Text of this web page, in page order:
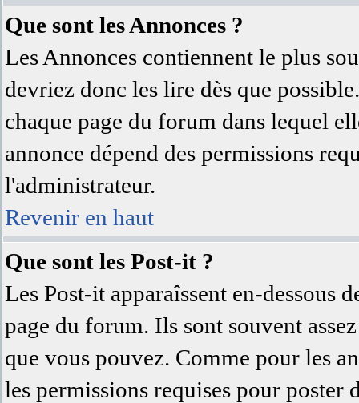
Que sont les Annonces ?
Les Annonces contiennent le plus
devriez donc les lire dès que
chaque page du forum dans lequel
annonce dépend des permissions
l'administrateur.
Revenir en haut
Que sont les Post-it ?
Les Post-it apparaîssent en-dessous
page du forum. Ils sont souvent
que vous pouvez. Comme pour les
les permissions requises pour poster